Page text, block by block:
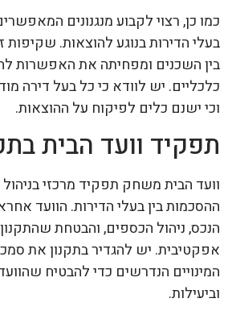
כמו כן, רצוי לקבוע מנגנונים
בעלי הדירות בנוגע להוצאות. שקיפות
בין השכנים ומפחיתה את האפשרות
כלכליים. יש לוודא כי כל בעל דירה
וכי ישנם כלים לפיקוח על ההוצאות.
תפקיד וועד הבית
וועד הבית משחק תפקיד מרכזי בניהול
ההסכמות בין בעלי הדירות. הוועד
הנכס, ניהול הכספים, והבטחת
אפקטיבית. יש להגדיר בתקנון את
המינויים הנדרשים כדי להבטיח
וביעילות.